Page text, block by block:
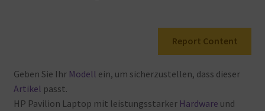
Report Content
Geben Sie IhrModell ein, um sicherzustellen, dass dieser
Artikel passt.
HP Pavilion Laptop mit leistungsstarker Hardware und